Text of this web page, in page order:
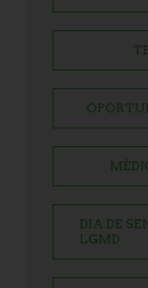
DIA DE
LGMD